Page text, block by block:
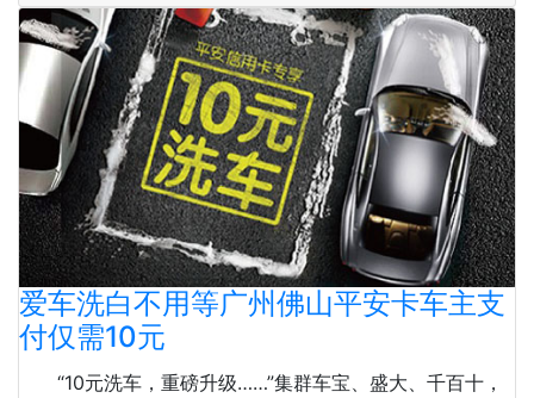
爱车洗白不用等广州佛山平安卡车主支
付仅需10元
“10元洗车，重磅升级……”集群车宝、盛大、千百十，